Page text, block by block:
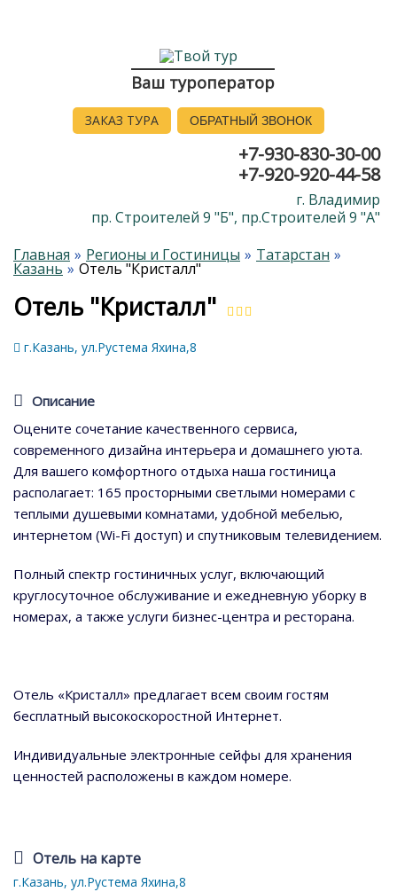
Ваш туроператор
ЗАКАЗ ТУРА ОБРАТНЫЙ ЗВОНОК
+7-930-830-30-00
+7-920-920-44-58
г. Владимир
пр. Строителей 9 "Б", пр.Строителей 9 "А"
Главная
Регионы и Гостиницы Татарстан
Казань Отель "Кристалл"
Отель "Кристалл"
г.Казань, ул.Рустема Яхина,8
Описание
Оцените сочетание качественного сервиса,
современного дизайна интерьера и домашнего уюта.
Для вашего комфортного отдыха наша гостиница
располагает: 165 просторными светлыми номерами с
теплыми душевыми комнатами, удобной мебелью,
интернетом (Wi-Fi доступ) и спутниковым телевидением.
Полный спектр гостиничных услуг, включающий
круглосуточное обслуживание и ежедневную уборку в
номерах, а также услуги бизнес-центра и ресторана.
Отель «Кристалл» предлагает всем своим гостям
бесплатный высокоскоростной Интернет.
Индивидуальные электронные сейфы для хранения
ценностей расположены в каждом номере.
Отель на карте
г.Казань, ул.Рустема Яхина,8